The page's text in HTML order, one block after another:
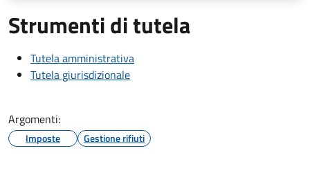
Strumenti di tutela
Tutela amministrativa
Tutela giurisdizionale
Argomenti:
Imposte Gestione rifiuti